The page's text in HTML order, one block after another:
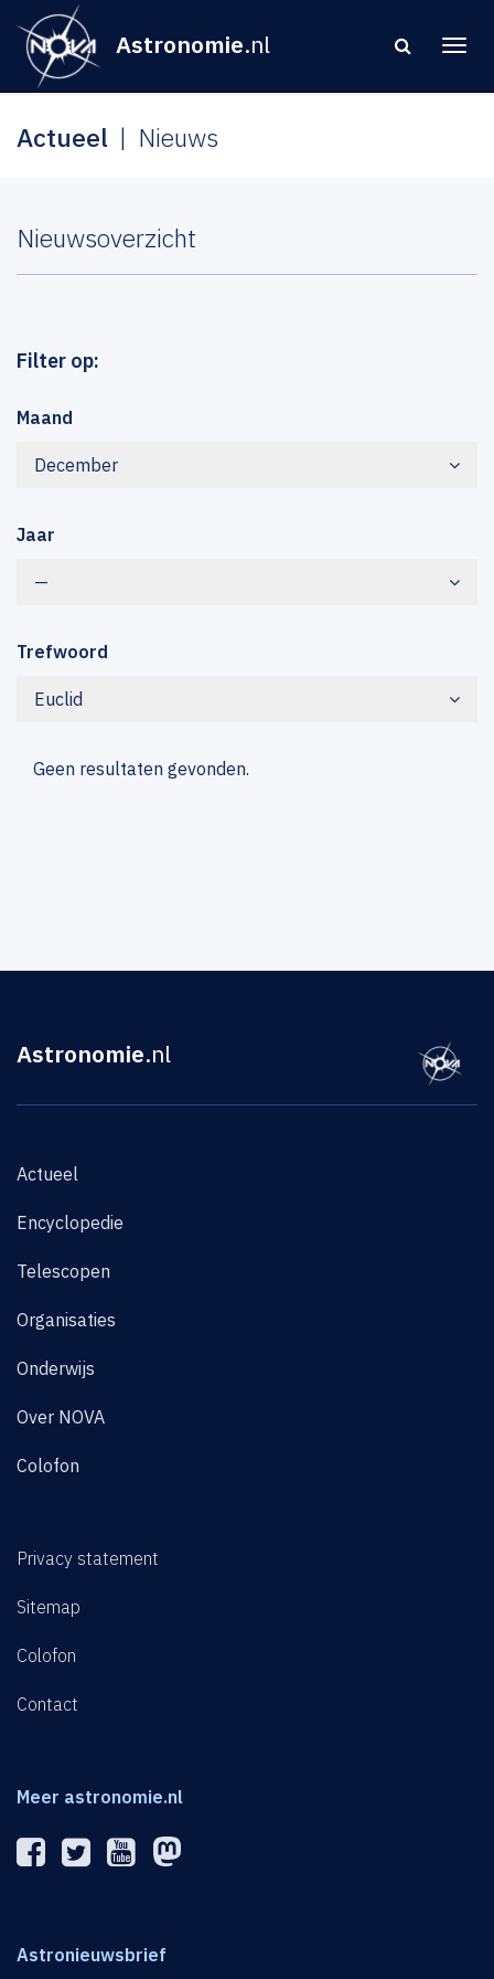
Astronomie.nl
Actueel Nieuws
Nieuwsoverzicht
Filter op:
Maand
December
Jaar
—
Trefwoord
Euclid
Geen resultaten gevonden.
Astronomie.nl
Actueel
Encyclopedie
Telescopen
Organisaties
Onderwijs
Over NOVA
Colofon
Privacy statement
Sitemap
Colofon
Contact
Meer astronomie.nl
Astronieuwsbrief